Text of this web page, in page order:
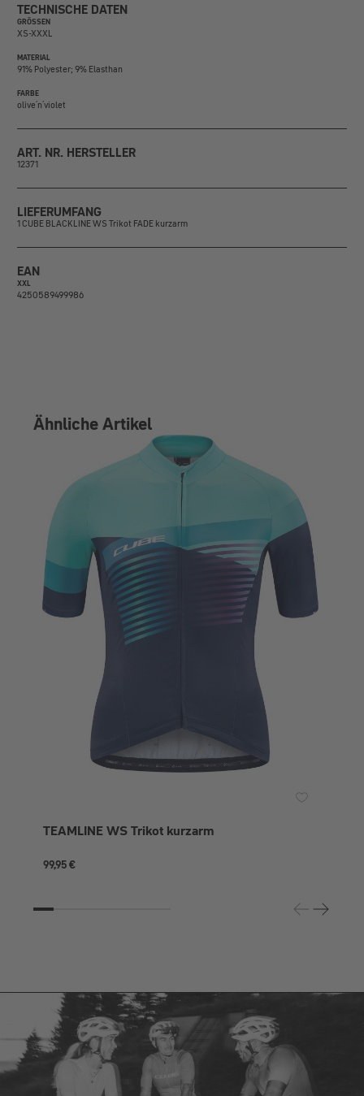
TECHNISCHE DATEN
GRÖSSEN
XS-XXXL
MATERIAL
91% Polyester; 9% Elasthan
FARBE
olive´n´violet
ART. NR. HERSTELLER
12371
LIEFERUMFANG
1 CUBE BLACKLINE WS Trikot FADE kurzarm
EAN
XXL
4250589499986
Ähnliche Artikel
TEAMLINE WS Trikot kurzarm
99,95 €